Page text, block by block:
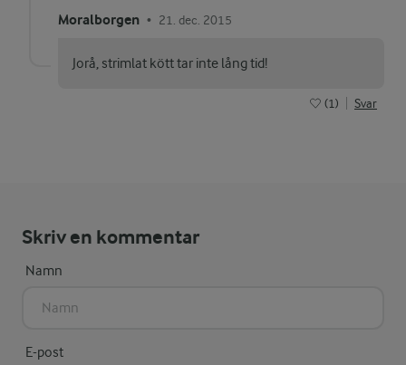
Moralborgen • 21. dec. 2015
Jorå, strimlat kött tar inte lång tid!
(1) Svar
Skriv en kommentar
Namn
E-post